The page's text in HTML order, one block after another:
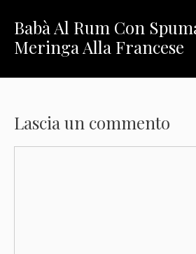
Babà Al Rum Con
Meringa Alla Francese
Lascia un commento